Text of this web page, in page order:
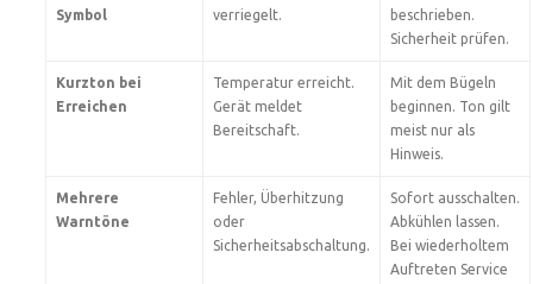
Symbol
verriegelt.
beschrieben.
Sicherheit prüfen.
Kurzton bei
Erreichen
Temperatur erreicht.
Gerät meldet
Bereitschaft.
Mit dem Bügeln
beginnen. Ton gilt
meist nur als
Hinweis.
Mehrere
Warntöne
Fehler, Überhitzung
oder
Sicherheitsabschaltung.
Sofort ausschalten.
Abkühlen lassen.
Bei wiederholtem
Auftreten Service